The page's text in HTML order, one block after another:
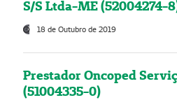
S/S Ltda-ME (52004274-
18 de Outubro de 2019
Prestador Oncoped
(51004335-0)